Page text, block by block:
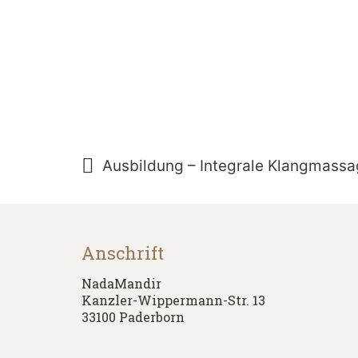
Ausbildung – Integrale
Anschrift
NadaMandir
Kanzler-Wippermann-Str. 13
33100 Paderborn